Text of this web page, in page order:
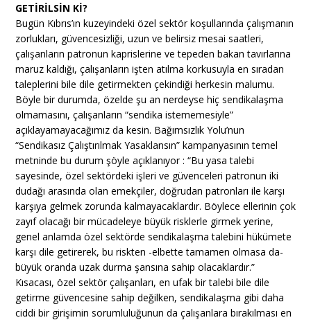
GETİRİLSİN Kİ?
Bugün Kıbrıs’ın kuzeyindeki özel sektör koşullarında çalışmanın
zorlukları, güvencesizliği, uzun ve belirsiz mesai saatleri,
çalışanların patronun kaprislerine ve tepeden bakan tavırlarına
maruz kaldığı, çalışanların işten atılma korkusuyla en sıradan
taleplerini bile dile getirmekten çekindiği herkesin malumu.
Böyle bir durumda, özelde şu an nerdeyse hiç sendikalaşma
olmamasını, çalışanların “sendika istememesiyle”
açıklayamayacağımız da kesin. Bağımsızlık Yolu’nun
“Sendikasız Çalıştırılmak Yasaklansın” kampanyasının temel
metninde bu durum şöyle açıklanıyor : “Bu yasa talebi
sayesinde, özel sektördeki işleri ve güvenceleri patronun iki
dudağı arasında olan emekçiler, doğrudan patronları ile karşı
karşıya gelmek zorunda kalmayacaklardır. Böylece ellerinin çok
zayıf olacağı bir mücadeleye büyük risklerle girmek yerine,
genel anlamda özel sektörde sendikalaşma talebini hükümete
karşı dile getirerek, bu riskten -elbette tamamen olmasa da-
büyük oranda uzak durma şansına sahip olacaklardır.”
Kısacası, özel sektör çalışanları, en ufak bir talebi bile dile
getirme güvencesine sahip değilken, sendikalaşma gibi daha
ciddi bir girişimin sorumluluğunun da çalışanlara bırakılması en